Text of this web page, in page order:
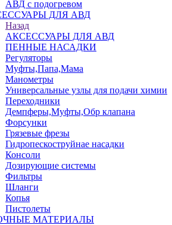
АВД с подогревом
ДЛЯ АВД
Назад
АКСЕССУАРЫ ДЛЯ АВД
ПЕННЫЕ НАСАДКИ
Регуляторы
Муфты,Папа,Мама
Манометры
Универсальные узлы для подачи химии
Переходники
Демпферы,Муфты,Обр клапана
Форсунки
Грязевые фрезы
Гидропескоструйнае насадки
Консоли
Дозирующие системы
Фильтры
Шланги
Копья
Пистолеты
МАТЕРИАЛЫ